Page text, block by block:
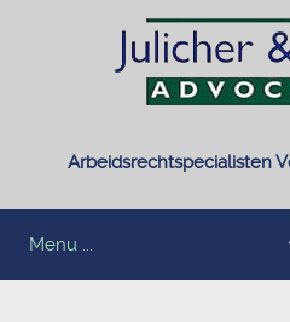
Arbeidsrechtspecialisten
Menu ...